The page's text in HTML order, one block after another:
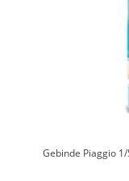
Gebinde Piaggio